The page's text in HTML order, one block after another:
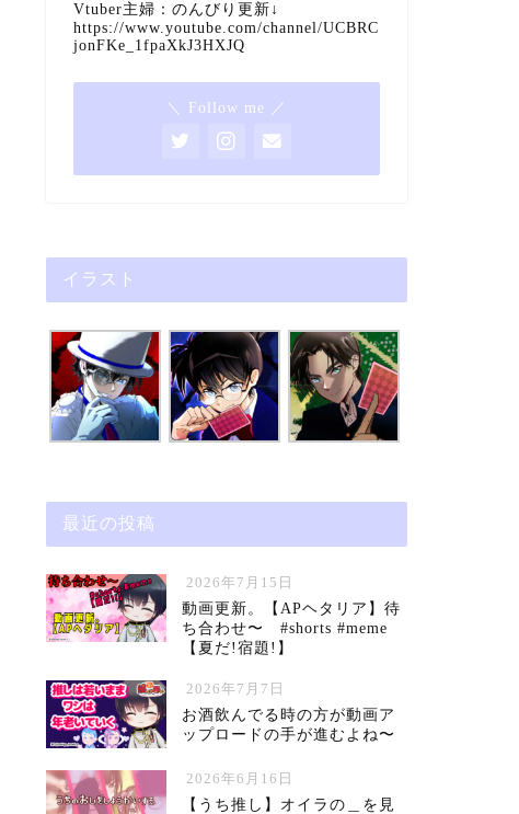
Vtuber主婦：のんびり更新↓
https://www.youtube.com/channel/UCBRC
jonFKe_1fpaXkJ3HXJQ
＼ Follow me ／
イラスト
最近の投稿
2026年7月15日
動画更新。【APヘタリア】待
ち合わせ〜 #shorts #meme
【夏だ!宿題!】
2026年7月7日
お酒飲んでる時の方が動画ア
ップロードの手が進むよね〜
2026年6月16日
【うち推し】オイラの＿を見